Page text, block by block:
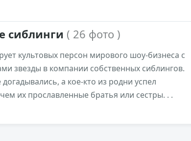
сиблинги ( 26 фото )
культовых персон мирового шоу-бизнеса с
звезды в компании собственных сиблингов.
а кое-кто из родни успел
их прославленные братья или сестры. . .